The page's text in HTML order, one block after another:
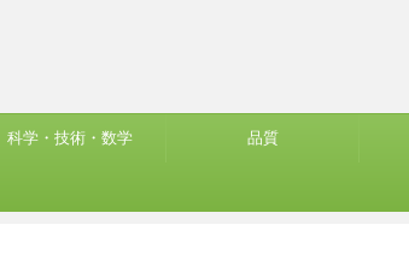
科学・技術・数学 品質